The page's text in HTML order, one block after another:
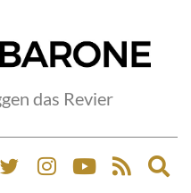
das Revier